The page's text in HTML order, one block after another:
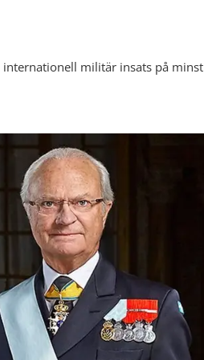
militär insats på minst